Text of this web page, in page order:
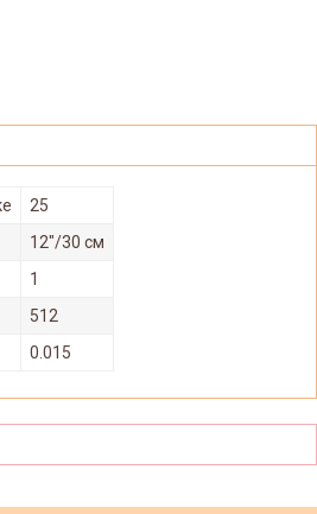
25
12"/30 см
1
512
0.015